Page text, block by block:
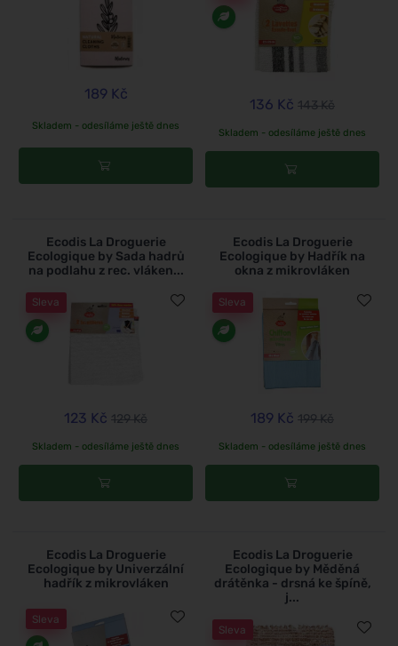
189 Kč
Skladem - odesíláme ještě dnes
136 Kč 143 Kč
Skladem - odesíláme ještě dnes
Ecodis La Droguerie
Ecologique by Sada hadrů
na podlahu z rec. vláken...
Sleva
123 Kč 129 Kč
Skladem - odesíláme ještě dnes
Ecodis La Droguerie
Ecologique by Hadřík na
okna z mikrovláken
Sleva
189 Kč 199 Kč
Skladem - odesíláme ještě dnes
Ecodis La Droguerie
Ecologique by Univerzální
hadřík z mikrovláken
Sleva
Ecodis La Droguerie
Ecologique by Měděná
drátěnka - drsná ke špíně,
j...
Sleva